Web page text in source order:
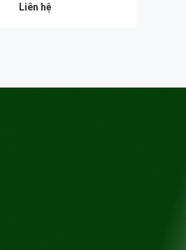
Liên hệ